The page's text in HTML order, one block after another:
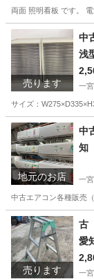
両面 照明看板 です。
愛知 一宮市
売ります
中
浅
ー
ト
岩
一
一
サイズ：
愛知 一宮市
地元のお店
中
知
一
中古エアコン各種販売
愛知 一宮市
売ります
古
愛
務
一